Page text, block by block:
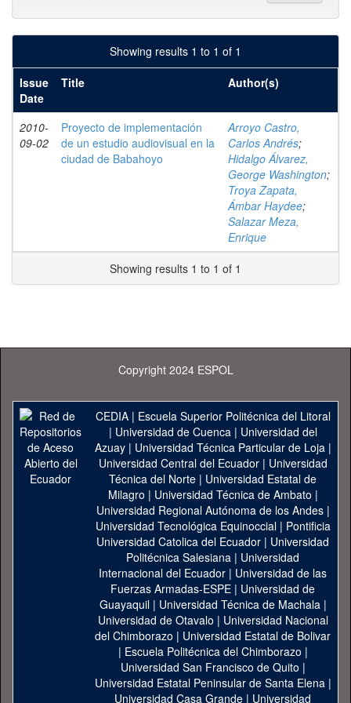
Showing results 1 to 1 of 1
Issue
Date
Title Author(s)
2010-
09-02
Proyecto de implementación
de un estudio audiovisual en la
ciudad de Babahoyo
Arroyo Castro,
Carlos Andrés;
Hidalgo Álvarez,
George Washington;
Troya Zapata,
Ámbar Haydee;
Salazar Meza,
Enrique
Showing results 1 to 1 of 1
Copyright 2024 ESPOL
CEDIA| Escuela Superior Politécnica del Litoral
| Universidad de Cuenca| Universidad del
Azuay| Universidad Técnica Particular de Loja|
Universidad Central del Ecuador| Universidad
Técnica del Norte | Universidad Estatal de
Milagro | Universidad Técnica de Ambato |
Universidad Regional Autónoma de los Andes|
Universidad Tecnológica Equinoccial| Pontificia
Universidad Catolica del Ecuador | Universidad
Politécnica Salesiana | Universidad
Internacional del Ecuador | Universidad de las
Fuerzas Armadas-ESPE | Universidad de
Guayaquil| Universidad Técnica de Machala|
Universidad de Otavalo | Universidad Nacional
del Chimborazo | Universidad Estatal de Bolivar
| Escuela Politécnica del Chimborazo |
Universidad San Francisco de Quito |
Universidad Estatal Peninsular de Santa Elena|
Universidad Casa Grande | Universidad